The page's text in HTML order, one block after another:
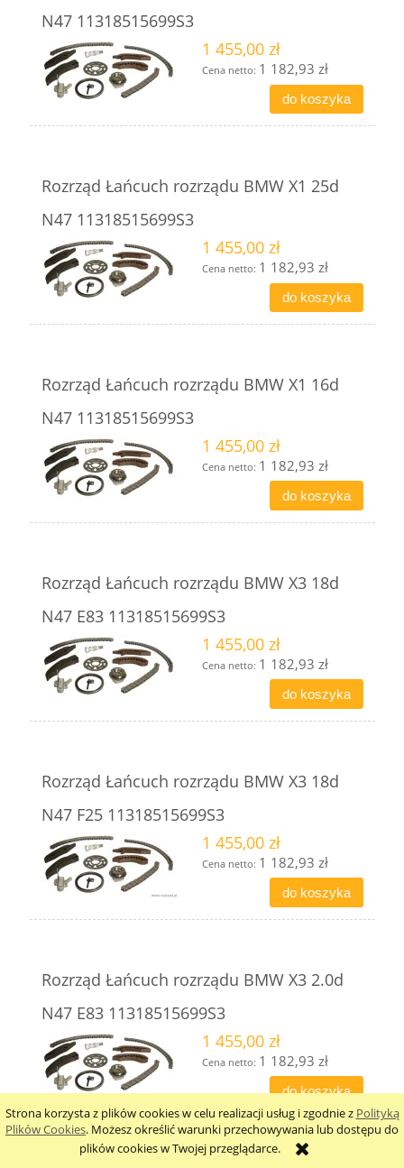
Strona korzysta z plików cookies w celu realizacji usług i zgodnie z Polityką
Plików Cookies. Możesz określić warunki przechowywania lub dostępu do
plików cookies w Twojej przeglądarce.
N47 11318515699S3
1 455,00 zł
Cena netto: 1 182,93 zł
do koszyka
Rozrząd Łańcuch rozrządu BMW X1 25d
N47 11318515699S3
1 455,00 zł
Cena netto: 1 182,93 zł
do koszyka
Rozrząd Łańcuch rozrządu BMW X1 16d
N47 11318515699S3
1 455,00 zł
Cena netto: 1 182,93 zł
do koszyka
Rozrząd Łańcuch rozrządu BMW X3 18d
N47 E83 11318515699S3
1 455,00 zł
Cena netto: 1 182,93 zł
do koszyka
Rozrząd Łańcuch rozrządu BMW X3 18d
N47 F25 11318515699S3
1 455,00 zł
Cena netto: 1 182,93 zł
do koszyka
Rozrząd Łańcuch rozrządu BMW X3 2.0d
N47 E83 11318515699S3
1 455,00 zł
Cena netto: 1 182,93 zł
do koszyka